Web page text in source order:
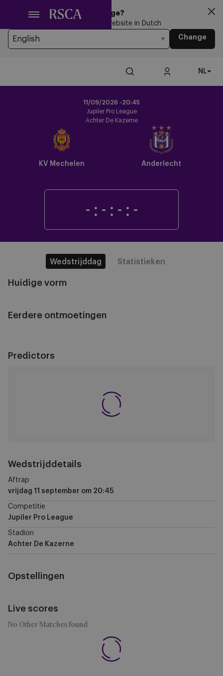
hoofdinhoud
Looking for another Language?
You’re currently browsing the website in Dutch
Change
NL
11/09/2026 -20:45
Jupiler Pro League
Achter De Kazerne
KV Mechelen Anderlecht
- : - : - : -
Wedstrijddag Statistieken
Huidige vorm
Eerdere ontmoetingen
Predictors
Wedstrijddetails
Aftrap
vrijdag 11 september om 20:45
Competitie
Jupiler Pro League
Stadion
Achter De Kazerne
Opstellingen
Live scores
No Other Matches found